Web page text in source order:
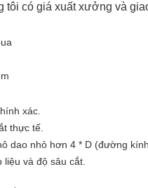
tôi có giá xuất xưởng và
xác.
thực tế.
dao nhỏ hơn 4 * D (đường
và độ sâu cắt.